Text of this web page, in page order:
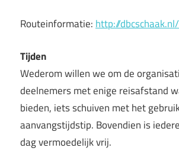
Routeinformatie:http://
Tijden
Wederom willen we om de
deelnemers met enige reisafstand
bieden, iets schuiven met het
aanvangstijdstip. Bovendien is
dag vermoedelijk vrij.